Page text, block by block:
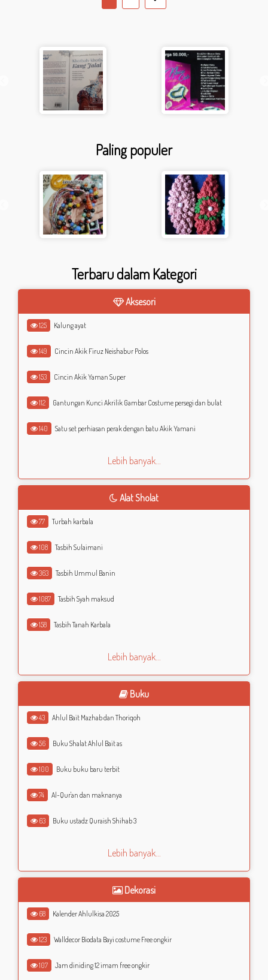
Paling populer
Terbaru dalam Kategori
Aksesori
125 Kalung ayat
149 Cincin Akik Firuz Neishabur Polos
153 Cincin Akik Yaman Super
112 Gantungan Kunci Akrilik Gambar Costume persegi dan bulat
140 Satu set perhiasan perak dengan batu Akik Yamani
Lebih banyak...
Alat Sholat
77 Turbah karbala
108 Tasbih Sulaimani
363 Tasbih Ummul Banin
1087 Tasbih Syah maksud
158 Tasbih Tanah Karbala
Lebih banyak...
Buku
43 Ahlul Bait Mazhab dan Thoriqoh
56 Buku Shalat Ahlul Bait as
100 Buku buku baru terbit
74 Al-Qur'an dan maknanya
63 Buku ustadz Quraish Shihab 3
Lebih banyak...
Dekorasi
68 Kalender Ahlulkisa 2025
123 Walldecor Biodata Bayi costume Free ongkir
107 Jam diniding 12 imam free ongkir